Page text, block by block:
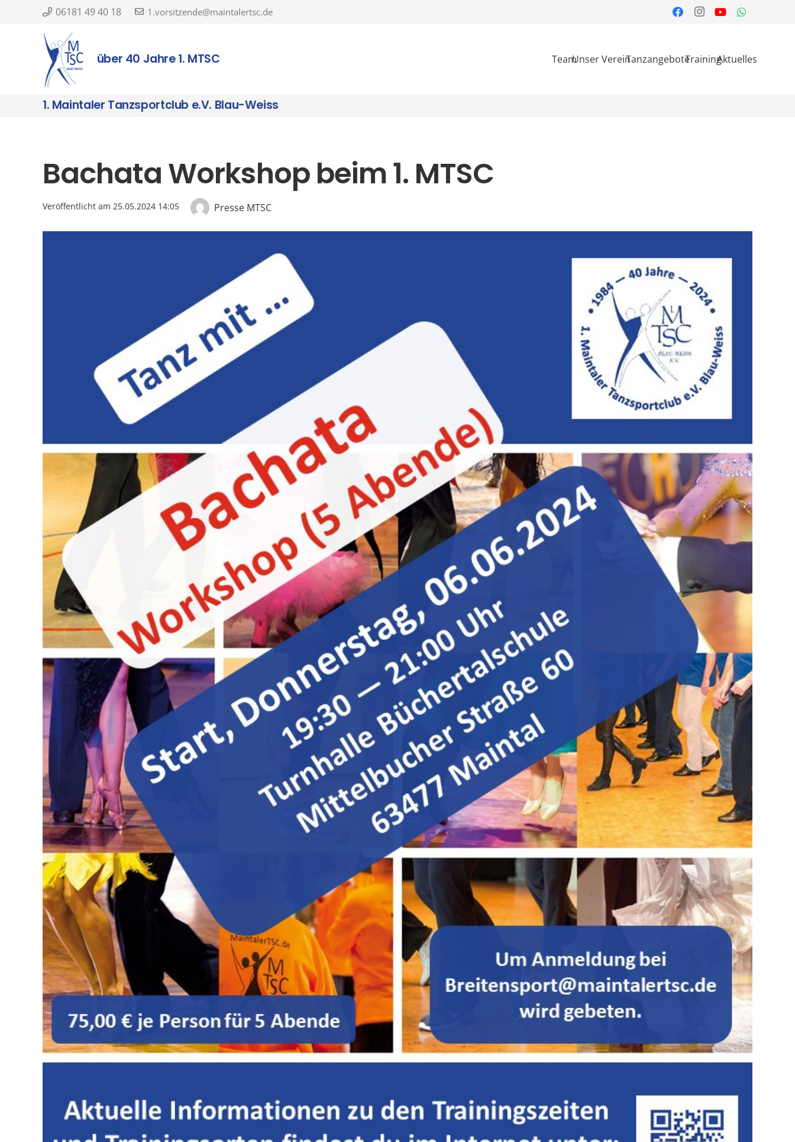
06181 49 40 18 1.vorsitzende@maintalertsc.de
über 40 Jahre 1. MTSC TeamUnser VereinTanzangeboteTrainingAktuelles
1. Maintaler Tanzsportclub e.V. Blau-Weiss
Bachata Workshop beim 1. MTSC
Veröffentlicht am 25.05.2024 14:05 Presse MTSC